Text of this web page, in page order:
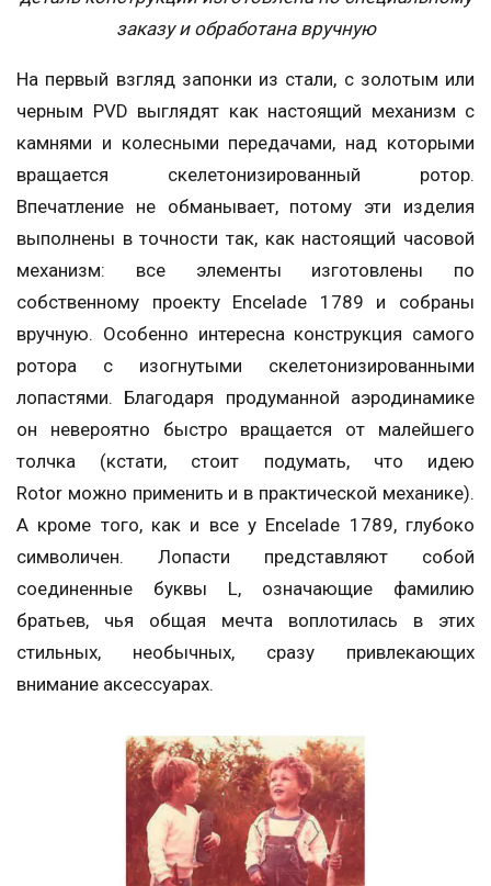
заказу и обработана вручную
На первый взгляд запонки из стали, с золотым или
черным PVD выглядят как настоящий механизм с
камнями и колесными передачами, над которыми
вращается скелетонизированный ротор.
Впечатление не обманывает, потому эти изделия
выполнены в точности так, как настоящий часовой
механизм: все элементы изготовлены по
собственному проекту Encelade 1789 и собраны
вручную. Особенно интересна конструкция самого
ротора с изогнутыми скелетонизированными
лопастями. Благодаря продуманной аэродинамике
он невероятно быстро вращается от малейшего
толчка (кстати, стоит подумать, что идею
Rotor можно применить и в практической механике).
А кроме того, как и все у Encelade 1789, глубоко
символичен. Лопасти представляют собой
соединенные буквы L, означающие фамилию
братьев, чья общая мечта воплотилась в этих
стильных, необычных, сразу привлекающих
внимание аксессуарах.